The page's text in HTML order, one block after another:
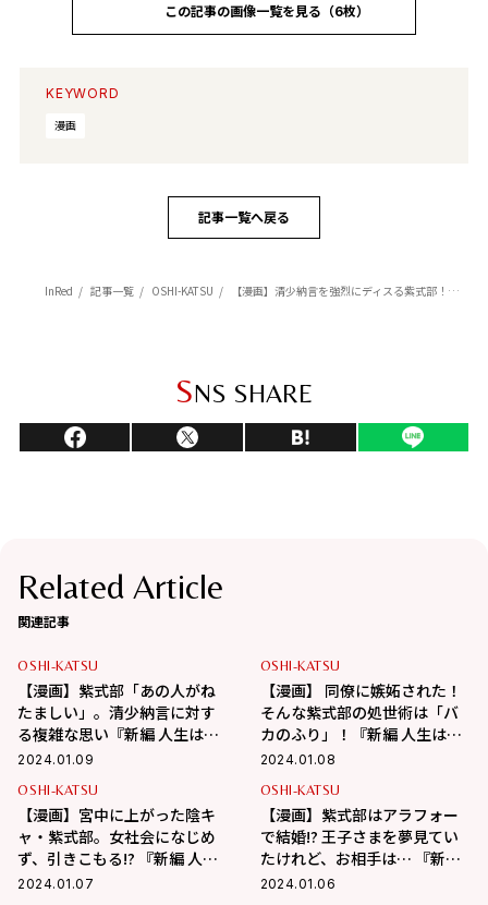
この記事の画像一覧を見る（6枚）
KEYWORD
漫画
記事一覧へ戻る
InRed 記事一覧 OSHI-KATSU 【漫画】清少納言を強烈にディスる紫式部！これでもかとコキおろす！『新編 人生はあはれなり… 紫式部日記』（6）
SNS SHARE
Related Article
関連記事
OSHI-KATSU
【漫画】紫式部「あの人がね
たましい」。清少納言に対す
る複雑な思い『新編 人生はあ
はれなり… 紫式部日記』（5）
2024.01.09
OSHI-KATSU
【漫画】 同僚に嫉妬された！
そんな紫式部の処世術は「バ
カのふり」！『新編 人生はあ
はれなり… 紫式部日記』（4）
2024.01.08
OSHI-KATSU
【漫画】宮中に上がった陰キ
ャ・紫式部。女社会になじめ
ず、引きこもる!? 『新編 人生
はあはれなり… 紫式部日記』
2024.01.07
OSHI-KATSU
【漫画】紫式部はアラフォー
で結婚!? 王子さまを夢見てい
たけれど、お相手は… 『新編
人生はあはれなり… 紫式部日
2024.01.06